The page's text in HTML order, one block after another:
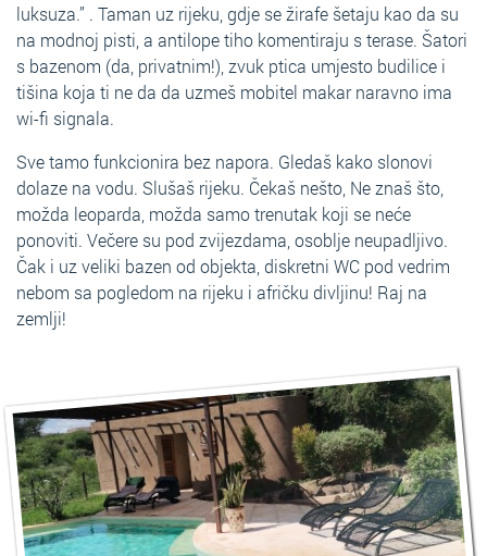
luksuza.” . Taman uz rijeku, gdje se žirafe šetaju kao da su
na modnoj pisti, a antilope tiho komentiraju s terase. Šatori
s bazenom (da, privatnim!), zvuk ptica umjesto budilice i
tišina koja ti ne da da uzmeš mobitel makar naravno ima
wi-fi signala.
Sve tamo funkcionira bez napora. Gledaš kako slonovi
dolaze na vodu. Slušaš rijeku. Čekaš nešto, Ne znaš što,
možda leoparda, možda samo trenutak koji se neće
ponoviti. Večere su pod zvijezdama, osoblje neupadljivo.
Čak i uz veliki bazen od objekta, diskretni WC pod vedrim
nebom sa pogledom na rijeku i afričku divljinu! Raj na
zemlji!